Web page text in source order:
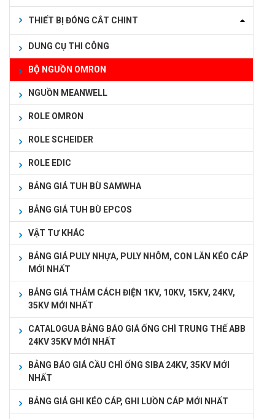
THIẾT BỊ ĐÓNG CẮT CHINT
DUNG CỤ THI CÔNG
BỘ NGUỒN OMRON
NGUỒN MEANWELL
ROLE OMRON
ROLE SCHEIDER
ROLE EDIC
BẢNG GIÁ TUH BÙ SAMWHA
BẢNG GIÁ TUH BÙ EPCOS
VẬT TƯ KHÁC
BẢNG GIÁ PULY NHỰA, PULY NHÔM, CON LĂN KÉO CÁP
MỚI NHẤT
BẢNG GIÁ THẢM CÁCH ĐIỆN 1KV, 10KV, 15KV, 24KV,
35KV MỚI NHẤT
CATALOGUA BẢNG BÁO GIÁ ỐNG CHÌ TRUNG THẾ ABB
24KV 35KV MỚI NHẤT
BẢNG BÁO GIÁ CẦU CHÌ ỐNG SIBA 24KV, 35KV MỚI
NHẤT
BẢNG GIÁ GHI KÉO CÁP, GHI LUỒN CÁP MỚI NHẤT